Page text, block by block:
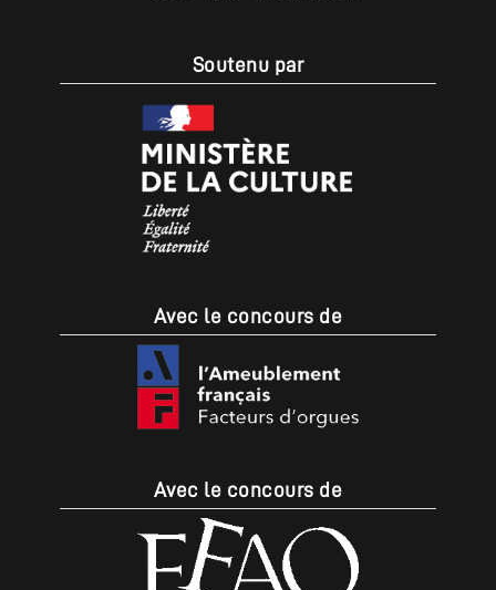
Soutenu par
Avec le concours de
Avec le concours de